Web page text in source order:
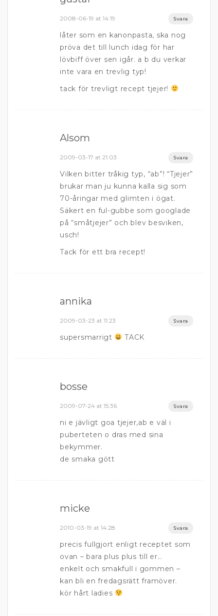
2008-06-19 at 14:19 Svara
låter som en kanonpasta, ska nog
pröva det till lunch idag för har
lövbiff över sen igår. a b du verkar
inte vara en trevlig typ!
tack för trevligt recept tjejer!
Alsom
2009-03-17 at 21:03 Svara
Vilken bitter tråkig typ, “ab”! “Tjejer”
brukar man ju kunna kalla sig som
70-åringar med glimten i ögat.
Säkert en ful-gubbe som googlade
på “småtjejer” och blev besviken,
usch!
Tack för ett bra recept!
annika
2009-03-23 at 11:23 Svara
supersmarrigt TACK
bosse
2009-07-24 at 15:36 Svara
ni e jävligt goa tjejer,ab e väl i
puberteten o dras med sina
bekymmer.
de smaka gött
micke
2010-03-19 at 14:28 Svara
precis fullgjort enligt receptet som
ovan – bara plus plus till er…
enkelt och smakfull i gommen –
kan bli en fredagsrätt framöver.
kör hårt ladies